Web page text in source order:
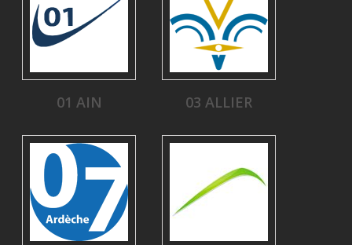
01 AIN 03 ALLIER